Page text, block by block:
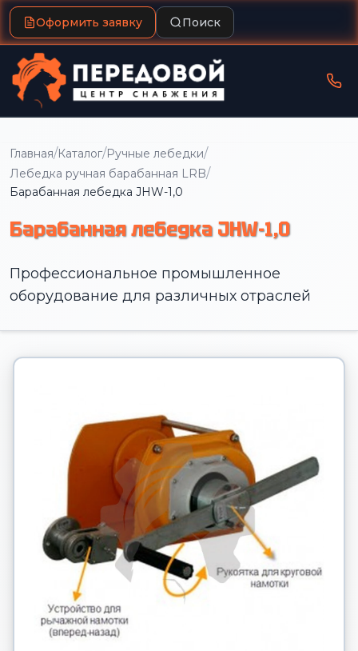
Оформить заявку Поиск
Главная/Каталог/Ручные лебедки/
Лебедка ручная барабанная LRB/
Барабанная лебедка JHW-1,0
Барабанная лебедка JHW-1,0
Профессиональное промышленное
оборудование для различных отраслей